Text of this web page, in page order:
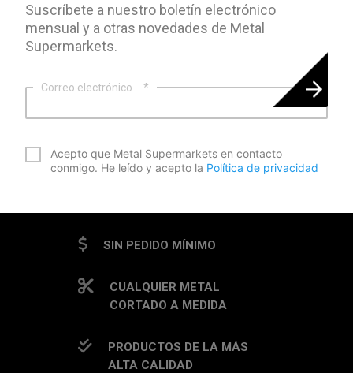
Suscríbete a nuestro boletín electrónico
mensual y a otras novedades de Metal
Supermarkets.
Correo electrónico *
Acepto que Metal Supermarkets en contacto
conmigo. He leído y acepto la Política de privacidad
SIN PEDIDO MÍNIMO
CUALQUIER METAL
CORTADO A MEDIDA
PRODUCTOS DE LA MÁS
ALTA CALIDAD